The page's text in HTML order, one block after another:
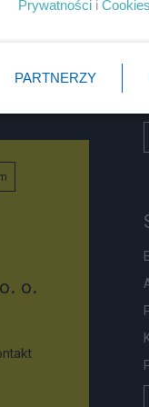
o.
Prywatności i Cookies
PARTNERZY